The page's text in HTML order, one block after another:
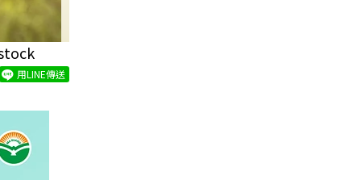
用LINE傳送